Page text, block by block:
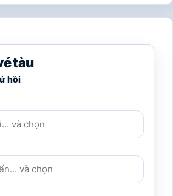
tàu
hồi